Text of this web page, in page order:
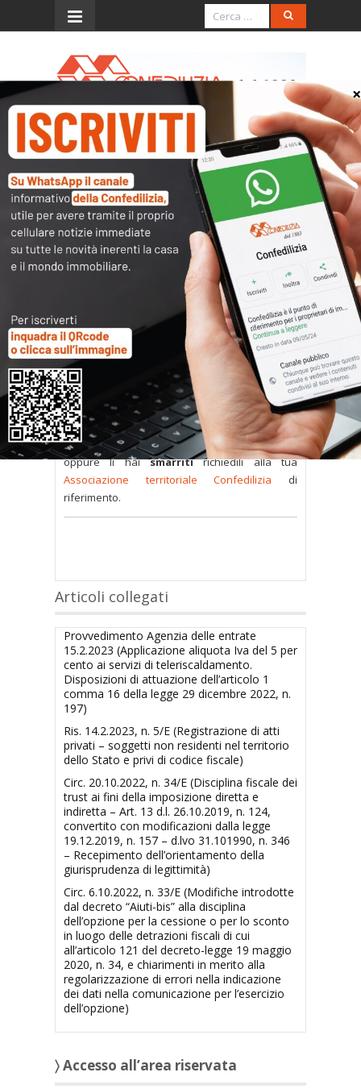
Menu
Circ. 27.4.2007, n. 24/E
(detrazione per i frigoriferi
a basso consumo
energetico)
L’accesso al contenuto
completo è riservato ai
soli utenti abilitati.
Tutti i documenti presenti nelle Banche dati
sono
a disposizione dei soci
ma per poterli
consultare occorre
inserire i dati di accesso
nel modulo a destra della pagina.
Senon possiedi nome utente e password
oppure li haismarritirichiedili alla tua
Associazione territoriale Confedilizia di
riferimento.
Articoli collegati
Provvedimento Agenzia delle entrate
15.2.2023 (Applicazione aliquota Iva del 5 per
cento ai servizi di teleriscaldamento.
Disposizioni di attuazione dell’articolo 1
comma 16 della legge 29 dicembre 2022, n.
197)
Ris. 14.2.2023, n. 5/E (Registrazione di atti
privati – soggetti non residenti nel territorio
dello Stato e privi di codice fiscale)
Circ. 20.10.2022, n. 34/E (Disciplina fiscale dei
trust ai fini della imposizione diretta e
indiretta – Art. 13 d.l. 26.10.2019, n. 124,
convertito con modificazioni dalla legge
19.12.2019, n. 157 – d.lvo 31.101990, n. 346
– Recepimento dell’orientamento della
giurisprudenza di legittimità)
Circ. 6.10.2022, n. 33/E (Modifiche introdotte
dal decreto “Aiuti-bis” alla disciplina
dell’opzione per la cessione o per lo sconto
in luogo delle detrazioni fiscali di cui
all’articolo 121 del decreto-legge 19 maggio
2020, n. 34, e chiarimenti in merito alla
regolarizzazione di errori nella indicazione
dei dati nella comunicazione per l’esercizio
dell’opzione)
〉 Accesso all’area riservata